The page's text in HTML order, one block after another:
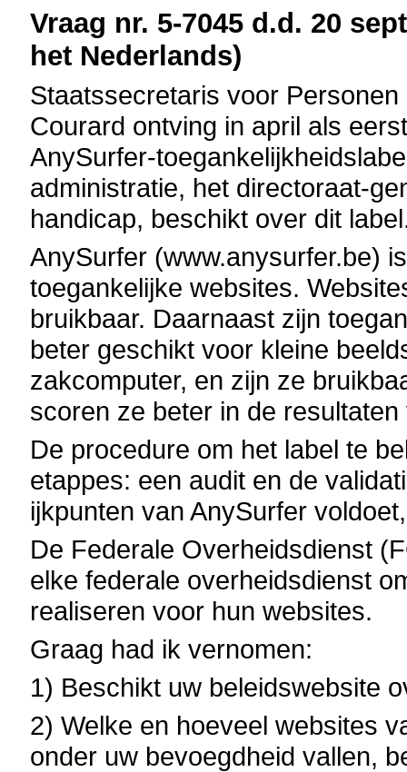
Vraag nr. 5-7045 d.d. 20
het Nederlands)
Staatssecretaris voor
Courard ontving in april als
AnySurfer-
administratie, het directoraat-
handicap, beschikt over dit
AnySurfer (www.anysurfer.be)
toegankelijke websites.
bruikbaar. Daarnaast zijn
beter geschikt voor kleine
zakcomputer, en zijn ze
scoren ze beter in de
De procedure om het label te
etappes: een audit en de
ijkpunten van AnySurfer
De Federale Overheidsdienst
elke federale overheidsdienst
realiseren voor hun websites.
Graag had ik vernomen:
1) Beschikt uw beleidswebsite
2) Welke en hoeveel websites
onder uw bevoegdheid vallen,